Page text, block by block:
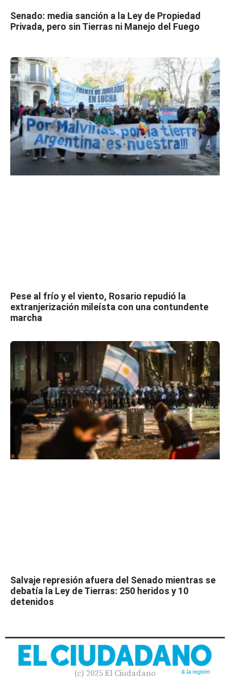
Senado: media sanción a la Ley de Propiedad
Privada, pero sin Tierras ni Manejo del Fuego
Pese al frío y el viento, Rosario repudió la
extranjerización mileísta con una contundente
marcha
Salvaje represión afuera del Senado mientras se
debatía la Ley de Tierras: 250 heridos y 10
detenidos
(c) 2025 El Ciudadano